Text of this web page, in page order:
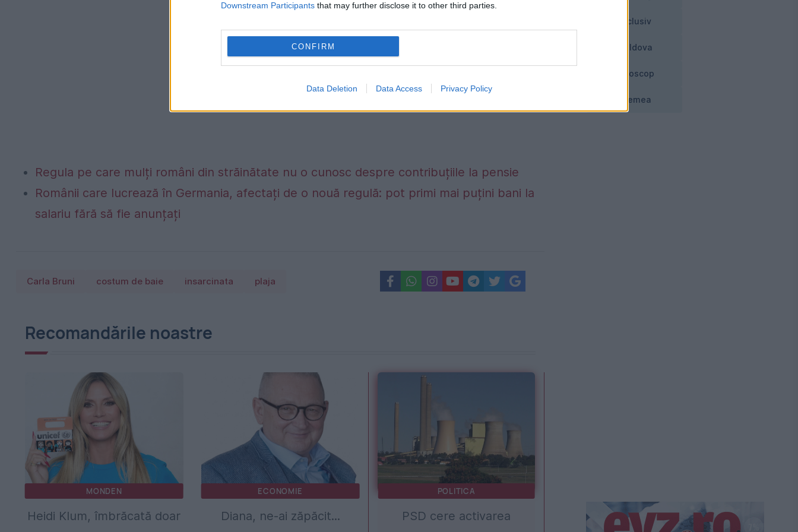
Downstream Participants that may further disclose it to other third parties.
CONFIRM
Data Deletion Data Access Privacy Policy
Regula pe care mulți români din străinătate nu o cunosc despre contribuțiile la pensie
Românii care lucrează în Germania, afectați de o nouă regulă: pot primi mai puțini bani la
salariu fără să fie anunțați
Carla Bruni costum de baie insarcinata plaja
Recomandările noastre
MONDEN
Heidi Klum, îmbrăcată doar
ECONOMIE
Diana, ne-ai zăpăcit...
POLITICA
PSD cere activarea
Exclusiv
Moldova
Horoscop
Vremea